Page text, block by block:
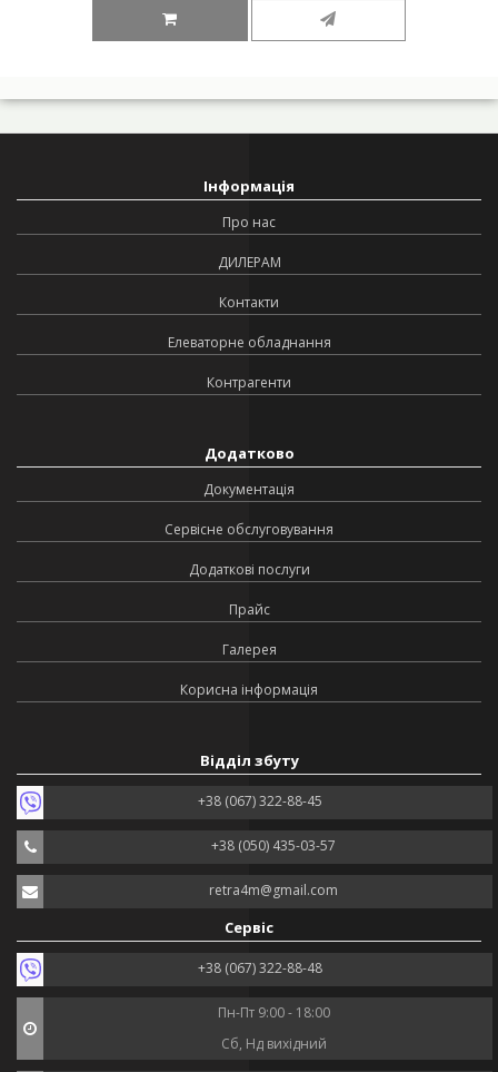
Інформація
Про нас
ДИЛЕРАМ
Контакти
Елеваторне обладнання
Контрагенти
Додатково
Документація
Сервісне обслуговування
Додаткові послуги
Прайс
Галерея
Корисна інформація
Відділ збуту
+38 (067) 322-88-45
+38 (050) 435-03-57
retra4m@gmail.com
Сервіс
+38 (067) 322-88-48
Пн-Пт 9:00 - 18:00
Сб, Нд вихідний